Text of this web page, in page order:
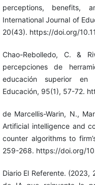
perceptions, benefits,
International Journal of
20(43). https://doi.org/
Chao-Rebolledo, C. &
percepciones de
educación superior en
Educación, 95(1), 57-72.
de Marcellis-Warin, N.,
Artificial intelligence and
counter algorithms to
259-268. https://doi.org/
Diario El Referente.